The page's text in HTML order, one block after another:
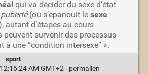
qui va décider du sexe d’état
puberté(où s’épanouit le sexe
autant d’étapes au cours
peuvent survenir des processus
à une “condition intersexe” ».
· sport
AM GMT+2 · permalien